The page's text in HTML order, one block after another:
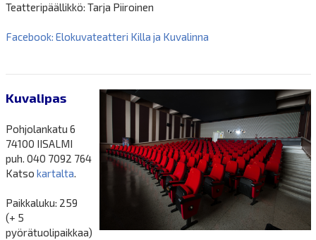
Teatteripäällikkö: Tarja Piiroinen
Facebook: Elokuvateatteri Killa ja Kuvalinna
Kuvalipas
Pohjolankatu 6
74100 IISALMI
puh. 040 7092 764
Katso kartalta.
Paikkaluku: 259
(+ 5
pyörätuolipaikkaa)